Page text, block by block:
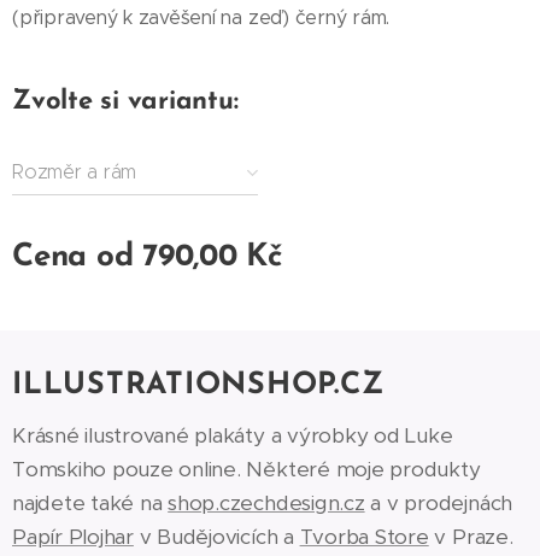
(připravený k zavěšení na zeď) černý rám.
Zvolte si variantu:
Rozměr a rám
Cena od 790,00Kč
ILLUSTRATIONSHOP.CZ
Krásné ilustrované plakáty a výrobky od Luke
Tomskiho pouze online. Některé moje produkty
najdete také nashop.czechdesign.cz a v prodejnách
Papír Plojharv Budějovicích a Tvorba Store v Praze.